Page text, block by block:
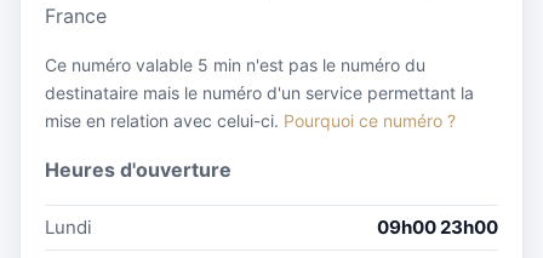
France
Ce numéro valable 5 min n'est pas le numéro du
destinataire mais le numéro d'un service permettant la
mise en relation avec celui-ci. Pourquoi ce numéro ?
Heures d'ouverture
Lundi
09h00 23h00